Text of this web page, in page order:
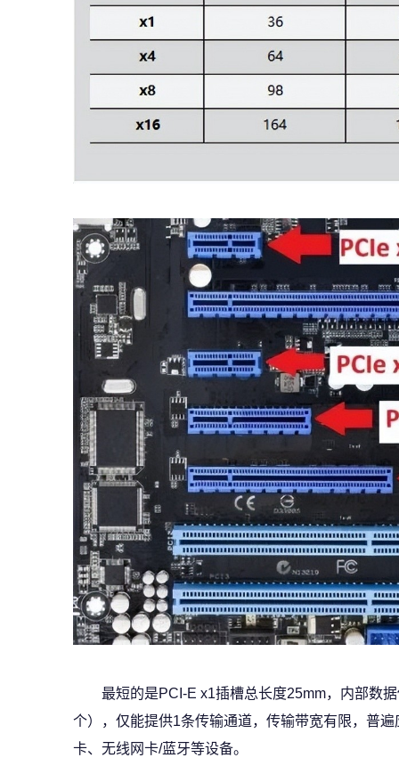
最短的是PCI-E x1插槽总长度25mm，内部数
个），仅能提供1条传输通道，传输带宽有限，普
卡、无线网卡/蓝牙等设备。